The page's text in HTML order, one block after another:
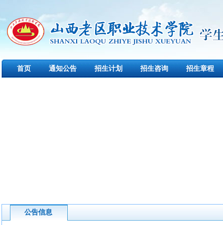
首页 通知公告 招生计划 招生咨询 招生章程
公告信息